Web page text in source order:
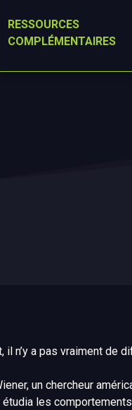
RESSOURCES
COMPLÉMENTAIRES
n’y a pas vraiment de
un chercheur
les